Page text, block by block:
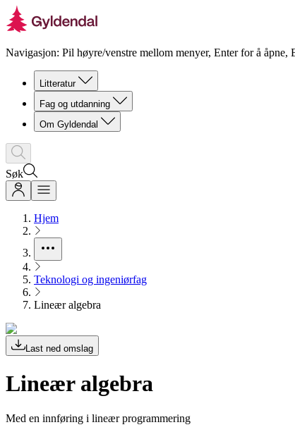
Navigasjon: Pil høyre/venstre mellom menyer, Enter for å åpne,
Litteratur
Fag og utdanning
Om Gyldendal
Søk
Hjem
Teknologi og ingeniørfag
Lineær algebra
Last ned omslag
Lineær algebra
Med en innføring i lineær programmering